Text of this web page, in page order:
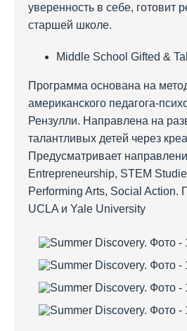
уверенность в себе, готовит
старшей школе.
Middle School Gifted &
Программа основана на
американского педагога-
Рензулли. Направлена на
талантливых детей через
Предусматривает
Entrepreneurship, STEM
Performing Arts, Social Action.
UCLA и Yale University